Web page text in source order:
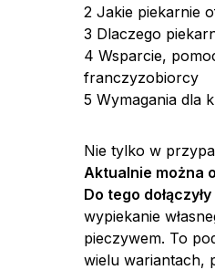
2 Jakie piekarnie
3 Dlaczego
4 Wsparcie,
franczyzobiorcy
5 Wymagania dla
Nie tylko w
Aktualnie można
Do tego
wypiekanie
pieczywem. To
wielu wariantach,